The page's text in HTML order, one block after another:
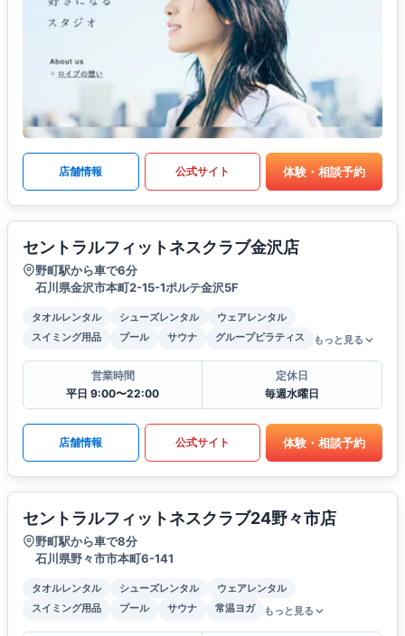
店舗情報 公式サイト 体験・相談予約
セントラルフィットネスクラブ金沢店
野町駅から車で6分
石川県金沢市本町2-15-1ポルテ金沢5F
タオルレンタル シューズレンタル
ウェアレンタル
スイミング用品
プール サウナ グループピラティス もっと見る
営業時間
平日 9:00〜22:00
定休日
毎週水曜日
店舗情報 公式サイト 体験・相談予約
セントラルフィットネスクラブ24野々市店
野町駅から車で8分
石川県野々市市本町6-141
タオルレンタル シューズレンタル
ウェアレンタル
スイミング用品
プール サウナ 常温ヨガ もっと見る